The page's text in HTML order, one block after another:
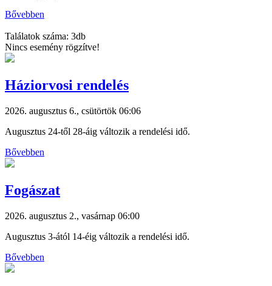
Bővebben
Találatok száma: 3db
Nincs esemény rögzítve!
Háziorvosi rendelés
2026. augusztus 6., csütörtök 06:06
Augusztus 24-től 28-áig változik a rendelési idő.
Bővebben
Fogászat
2026. augusztus 2., vasárnap 06:00
Augusztus 3-ától 14-éig változik a rendelési idő.
Bővebben